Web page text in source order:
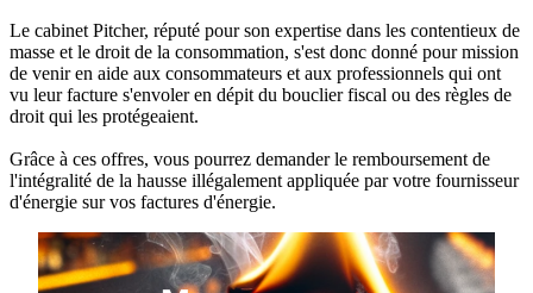
Le cabinet Pitcher, réputé pour son expertise dans les contentieux de
masse et le droit de la consommation, s'est donc donné pour mission
de venir en aide aux consommateurs et aux professionnels qui ont
vu leur facture s'envoler en dépit du bouclier fiscal ou des règles de
droit qui les protégeaient.
Grâce à ces offres, vous pourrez demander le remboursement de
l'intégralité de la hausse illégalement appliquée par votre fournisseur
d'énergie sur vos factures d'énergie.